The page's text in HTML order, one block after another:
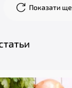
Показати ще